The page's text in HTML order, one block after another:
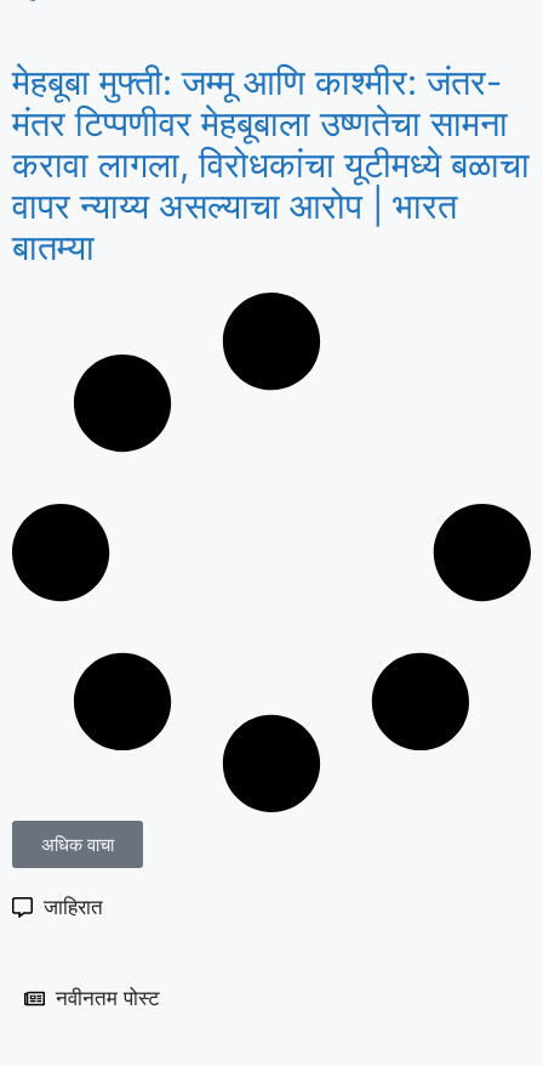
मेहबूबा मुफ्ती: जम्मू आणि काश्मीर: जंतर-
मंतर टिप्पणीवर मेहबूबाला उष्णतेचा सामना
करावा लागला, विरोधकांचा यूटीमध्ये बळाचा
वापर न्याय्य असल्याचा आरोप | भारत
बातम्या
अधिक वाचा
जाहिरात
नवीनतम पोस्ट